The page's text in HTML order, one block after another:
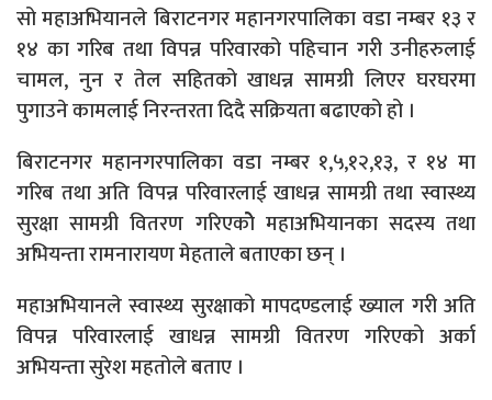
सो महाअभियानले बिराटनगर महानगरपालिका वडा नम्बर १३ र
१४ का गरिब तथा विपन्न परिवारको पहिचान गरी उनीहरुलाई
चामल, नुन र तेल सहितको खाधन्न सामग्री लिएर घरघरमा
पुगाउने कामलाई निरन्तरता दिदै सक्रियता बढाएको हो ।
बिराटनगर महानगरपालिका वडा नम्बर १,५,१२,१३, र १४ मा
गरिब तथा अति विपन्न परिवारलाई खाधन्न सामग्री तथा स्वास्थ्य
सुरक्षा सामग्री वितरण गरिएकोे महाअभियानका सदस्य तथा
अभियन्ता रामनारायण मेहताले बताएका छन् ।
महाअभियानले स्वास्थ्य सुरक्षाको मापदण्डलाई ख्याल गरी अति
विपन्न परिवारलाई खाधन्न सामग्री वितरण गरिएको अर्का
अभियन्ता सुरेश महतोले बताए ।